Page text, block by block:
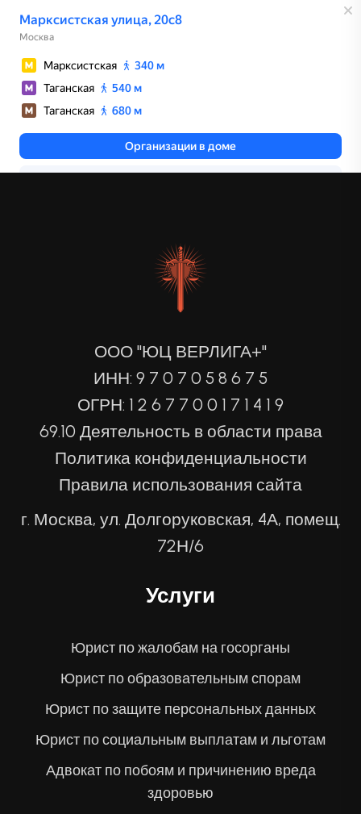
ООО "ЮЦ ВЕРЛИГА+"
ИНН: 9 7 0 7 0 5 8 6 7 5
ОГРН: 1 2 6 7 7 0 0 1 7 1 4 1 9
69.10 Деятельность в области права
Политика конфиденциальности
Правила использования сайта
г. Москва, ул. Долгоруковская, 4А, помещ.
72Н/6
Услуги
Юрист по жалобам на госорганы
Юрист по образовательным спорам
Юрист по защите персональных данных
Юрист по социальным выплатам и льготам
Адвокат по побоям и причинению вреда
здоровью